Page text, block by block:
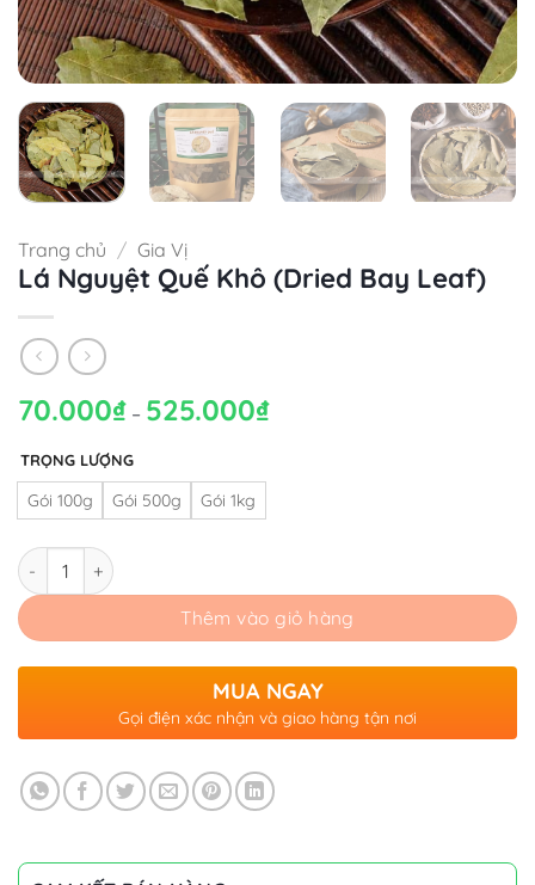
Trang chủ / Gia Vị
Lá Nguyệt Quế Khô (Dried Bay Leaf)
70.000₫ – 525.000₫Khoảng
TRỌNG LƯỢNG
Gói 100g Gói 500g Gói 1kg
Số lượng
Thêm vào giỏ hàng
MUA NGAY
Gọi điện xác nhận và giao hàng tận nơi